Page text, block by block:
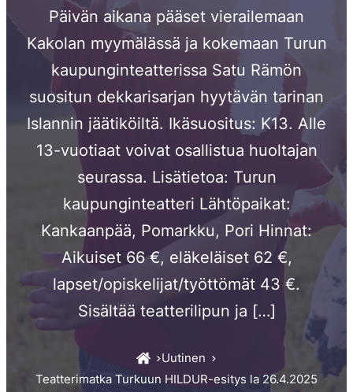
Päivän aikana pääset vierailemaan
Kakolan myymälässä ja kokemaan Turun
kaupunginteatterissa Satu Rämön
suositun dekkarisarjan hyytävän tarinan
Islannin jäätiköiltä. Ikäsuositus: K13. Alle
13-vuotiaat voivat osallistua huoltajan
seurassa. Lisätietoa: Turun
kaupunginteatteri Lähtöpaikat:
Kankaanpää, Pomarkku, Pori Hinnat:
Aikuiset 66 €, eläkeläiset 62 €,
lapset/opiskelijat/työttömät 43 €.
Sisältää teatterilipun ja […]
Uutinen
Teatterimatka Turkuun HILDUR-esitys la 26.4.2025